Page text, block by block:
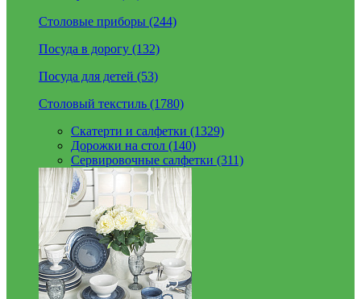
Столовые приборы (244)
Посуда в дорогу (132)
Посуда для детей (53)
Столовый текстиль (1780)
Скатерти и салфетки (1329)
Дорожки на стол (140)
Сервировочные салфетки (311)